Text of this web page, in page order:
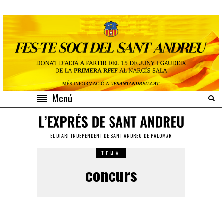
Menú
EL DIARI INDEPENDENT DE SANT ANDREU DE PALOMAR
TEMA
concurs